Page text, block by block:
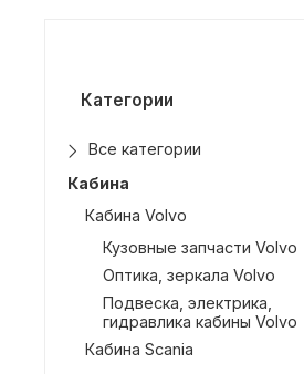
Категории
Все категории
Кабина
Кабина Volvo
Кузовные запчасти Volvo
Оптика, зеркала Volvo
Подвеска, электрика,
гидравлика кабины Volvo
Кабина Scania